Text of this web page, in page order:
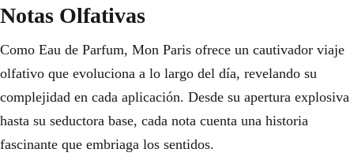
Notas Olfativas
Como Eau de Parfum, Mon Paris ofrece un cautivador viaje
olfativo que evoluciona a lo largo del día, revelando su
complejidad en cada aplicación. Desde su apertura explosiva
hasta su seductora base, cada nota cuenta una historia
fascinante que embriaga los sentidos.